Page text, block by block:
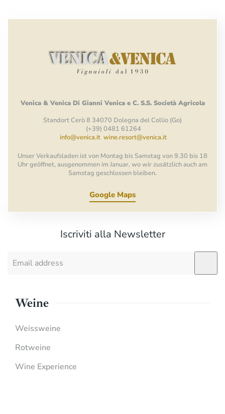
Venica & Venica Di Gianni Venica e C. S.S. Società Agricola
Standort Cerò 8 34070 Dolegna del Collio (Go)
(+39) 0481 61264
info@venica.it wine.resort@venica.it
Unser Verkaufsladen ist von Montag bis Samstag von 9.30 bis 18
Uhr geöffnet, ausgenommen im Januar, wo wir zusätzlich auch am
Samstag geschlossen bleiben.
Google Maps
Iscriviti alla Newsletter
Weine
Weissweine
Rotweine
Wine Experience